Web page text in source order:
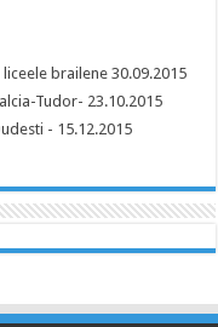
brailene 30.09.2015
Tudor- 23.10.2015
- 15.12.2015